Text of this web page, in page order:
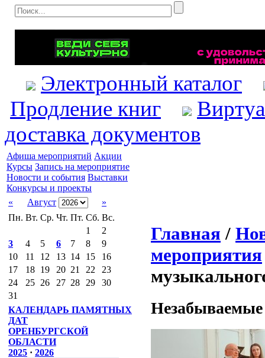
Электронный каталог
Продление книг
доставка документов
Афиша мероприятий Акции
Курсы Запись на мероприятие
Новости и события Выставки
Конкурсы и проекты
«
Август
»
Пн. Вт. Ср. Чт. Пт. Сб. Вс.
1
2
3
4 5 6 7 8
9
10
11 12 13 14 15
16
17
18 19 20 21 22
23
24
25 26 27 28 29
30
31
КАЛЕНДАРЬ ПАМЯТНЫХ
ДАТ
ОРЕНБУРГСКОЙ
ОБЛАСТИ
2025 · 2026
Главная /
мероприятия
Незабываемые